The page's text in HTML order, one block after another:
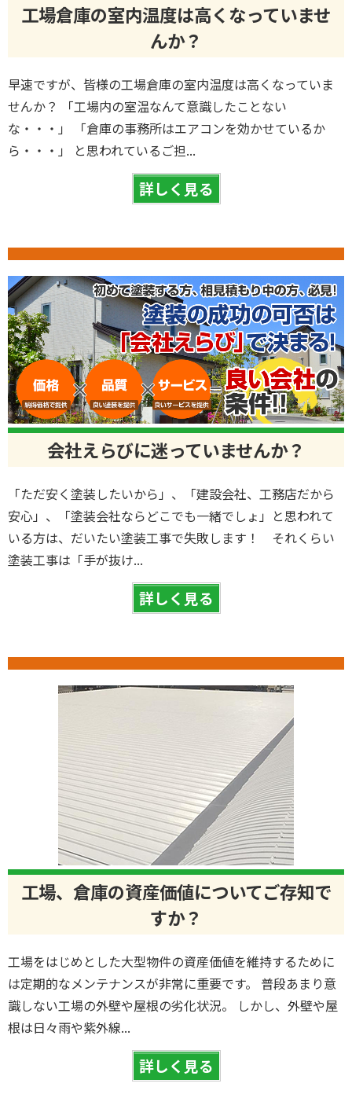
工場倉庫の室内温度は高くなっていませ
んか？
早速ですが、皆様の工場倉庫の室内温度は高くなっていま
せんか？ 「工場内の室温なんて意識したことない
な・・・」 「倉庫の事務所はエアコンを効かせているか
ら・・・」 と思われているご担...
詳しく見る
会社えらびに迷っていませんか？
「ただ安く塗装したいから」、「建設会社、工務店だから
安心」、「塗装会社ならどこでも一緒でしょ」と思われて
いる方は、だいたい塗装工事で失敗します！ それくらい
塗装工事は「手が抜け...
詳しく見る
工場、倉庫の資産価値についてご存知で
すか？
工場をはじめとした大型物件の資産価値を維持するために
は定期的なメンテナンスが非常に重要です。 普段あまり意
識しない工場の外壁や屋根の劣化状況。 しかし、外壁や屋
根は日々雨や紫外線...
詳しく見る